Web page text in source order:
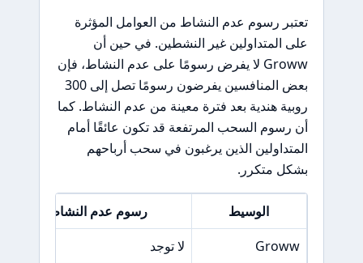
تعتبر رسوم عدم النشاط من العوامل المؤثرة
على المتداولين غير النشطين. في حين أن
Groww لا يفرض رسومًا على عدم النشاط، فإن
بعض المنافسين يفرضون رسومًا تصل إلى 300
روبية هندية بعد فترة معينة من عدم النشاط. كما
أن رسوم السحب المرتفعة قد تكون عائقًا أمام
المتداولين الذين يرغبون في سحب أرباحهم
بشكل متكرر.
الوسيط
رسوم عدم النشاط
Groww
لا توجد